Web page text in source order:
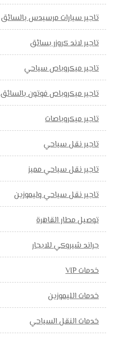
تاجير سيارات مرسيدس بالسائق
تاجير لاند كروزر بسائق
تاجير ميكروباص سياحي
تاجير ميكروباص فوتون بالسائق
تاجير ميكروباصات
تاجير نقل سياحي
تاجير نقل سياحي مميز
تاجير نقل سياحي وليموزين
توصيل مطار القاهرة
جراند شيروكي للايجار
خدمات VIP
خدمات الليموزين
خدمات النقل السياحي